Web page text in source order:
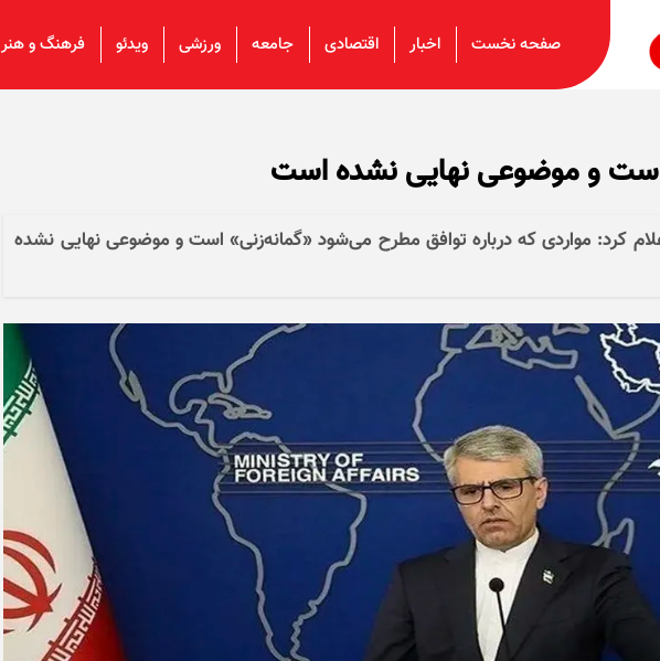
صفحه نخست اخبار اقتصادی جامعه ورزشی ویدئو فرهنگ و هنر
است و موضوعی نهایی نشده است
کرد: مواردی که درباره توافق مطرح می‌شود «گمانه‌زنی» است و موضوعی نهایی نشده